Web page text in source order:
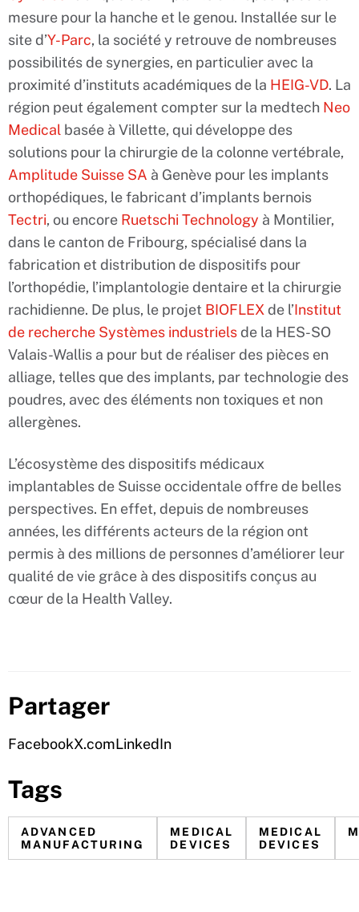
mesure pour la hanche et le genou. Installée sur le
site d’Y-Parc, la société y retrouve de nombreuses
possibilités de synergies, en particulier avec la
proximité d’instituts académiques de la HEIG-VD. La
région peut également compter sur la medtech Neo
Medical basée à Villette, qui développe des
solutions pour la chirurgie de la colonne vertébrale,
Amplitude Suisse SA à Genève pour les implants
orthopédiques, le fabricant d’implants bernois
Tectri, ou encore Ruetschi Technology à Montilier,
dans le canton de Fribourg, spécialisé dans la
fabrication et distribution de dispositifs pour
l’orthopédie, l’implantologie dentaire et la chirurgie
rachidienne. De plus, le projet BIOFLEX de l’Institut
de recherche Systèmes industrielsde la HES-SO
Valais-Wallis a pour but de réaliser des pièces en
alliage, telles que des implants, par technologie des
poudres, avec des éléments non toxiques et non
allergènes.
L’écosystème des dispositifs médicaux
implantables de Suisse occidentale offre de belles
perspectives. En effet, depuis de nombreuses
années, les différents acteurs de la région ont
permis à des millions de personnes d’améliorer leur
qualité de vie grâce à des dispositifs conçus au
cœur de la Health Valley.
Partager
FacebookX.comLinkedIn
Tags
ADVANCED
MANUFACTURING
MEDICAL
DEVICES
MEDICAL
DEVICES